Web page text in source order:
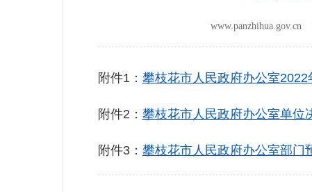
www.panzhihua.gov.cn
附件1： 攀枝花市人民政府办公室
附件2： 攀枝花市人民政府办公室单位
附件3： 攀枝花市人民政府办公室部门